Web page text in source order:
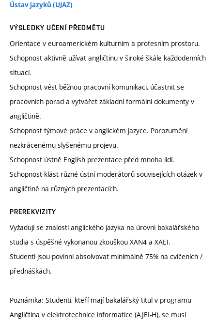
Ústav jazyků (UJAZ)
VÝSLEDKY UČENÍ PŘEDMĚTU
Orientace v euroamerickém kulturním a profesním prostoru.
Schopnost aktivně užívat angličtinu v široké škále každodenních
situací.
Schopnost vést běžnou pracovní komunikaci, účastnit se
pracovních porad a vytvářet základní formální dokumenty v
angličtině.
Schopnost týmové práce v anglickém jazyce. Porozumění
nezkrácenému slyšenému projevu.
Schopnost ústně English prezentace před mnoha lidí.
Schopnost klást různé ústní moderátorů souvisejících otázek v
angličtině na různých prezentacích.
PREREKVIZITY
Vyžadují se znalosti anglického jazyka na úrovni bakalářského
studia s úspěšné vykonanou zkouškou XAN4 a XAEI.
Studenti jsou povinni absolvovat minimálně 75% na cvičeních /
přednáškách.
Poznámka: Studenti, kteří mají bakalářský titul v programu
Angličtina v elektrotechnice informatice (AJEI-H), se musí